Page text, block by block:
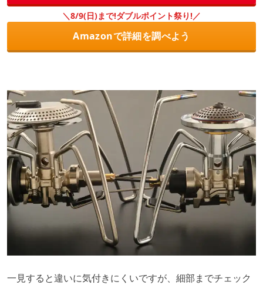
＼8/9(日)まで!ダブルポイント祭り!／
Amazonで詳細を調べよう
一見すると違いに気付きにくいですが、細部までチェック